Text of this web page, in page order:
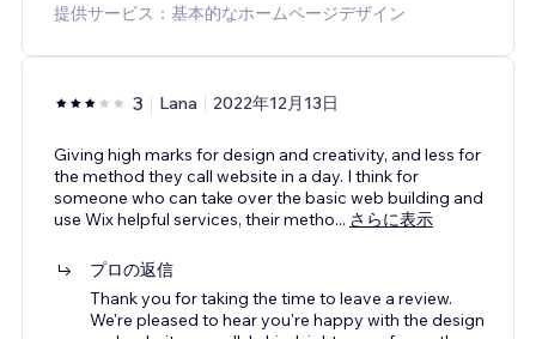
提供サービス：基本的なホームページデザイン
3 Lana 2022年12月13日
Giving high marks for design and creativity, and less for
the method they call website in a day. I think for
someone who can take over the basic web building and
use Wix helpful services, their metho... さらに表示
プロの返信
Thank you for taking the time to leave a review.
We're pleased to hear you're happy with the design